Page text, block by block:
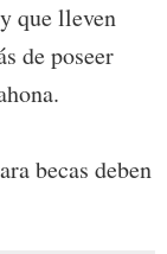
que lleven
de poseer
becas deben